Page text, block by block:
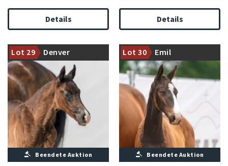
Details Details
Lot 29 Denver
Der Warendorfer
Landbeschäler
Diamantenglanz überzeugt
auch mit seinem zweiten
Jahrgang
Beendete Auktion
Lot 30 Emil
Vater Eleven HW war mit
155.000 € Preisspitze der
Westfälischen Herbst-Auktion
2023
Beendete Auktion